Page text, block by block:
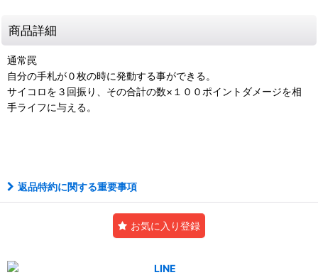
商品詳細
通常罠
自分の手札が０枚の時に発動する事ができる。
サイコロを３回振り、その合計の数×１００ポイントダメージを相
手ライフに与える。
返品特約に関する重要事項
お気に入り登録